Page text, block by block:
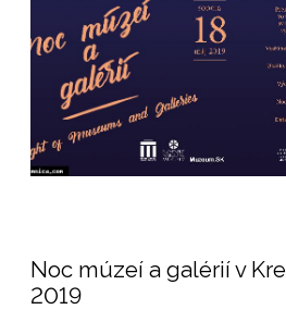
Noc múzeí a galérií v
2019